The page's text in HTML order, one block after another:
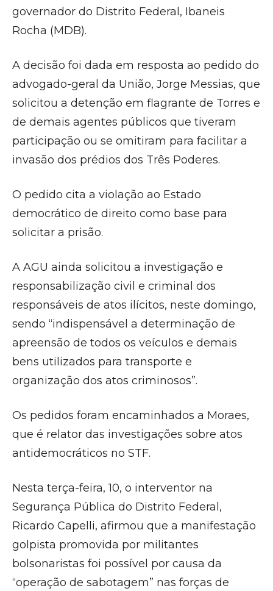
governador do Distrito Federal, Ibaneis
Rocha (MDB).
A decisão foi dada em resposta ao pedido do
advogado-geral da União, Jorge Messias, que
solicitou a detenção em flagrante de Torres e
de demais agentes públicos que tiveram
participação ou se omitiram para facilitar a
invasão dos prédios dos Três Poderes.
O pedido cita a violação ao Estado
democrático de direito como base para
solicitar a prisão.
A AGU ainda solicitou a investigação e
responsabilização civil e criminal dos
responsáveis de atos ilícitos, neste domingo,
sendo “indispensável a determinação de
apreensão de todos os veículos e demais
bens utilizados para transporte e
organização dos atos criminosos”.
Os pedidos foram encaminhados a Moraes,
que é relator das investigações sobre atos
antidemocráticos no STF.
Nesta terça-feira, 10, o interventor na
Segurança Pública do Distrito Federal,
Ricardo Capelli, afirmou que a manifestação
golpista promovida por militantes
bolsonaristas foi possível por causa da
“operação de sabotagem” nas forças de